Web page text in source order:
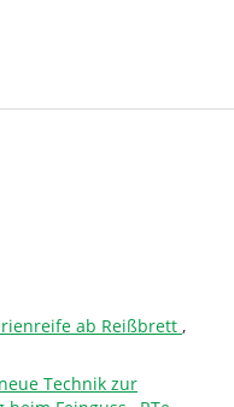
ab Reißbrett ,
Technik zur